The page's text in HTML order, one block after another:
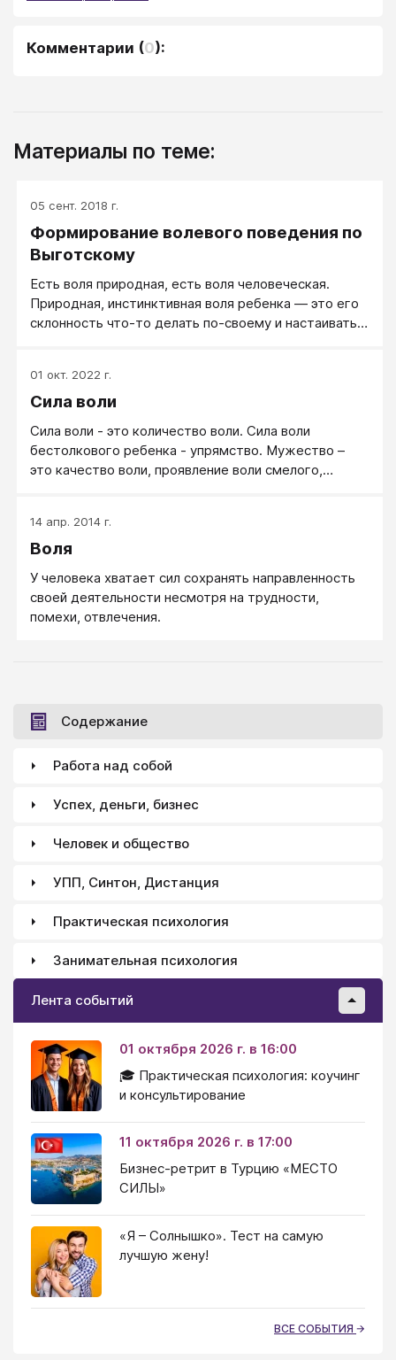
Комментарии (0):
Материалы по теме:
05 сент. 2018 г.
Формирование волевого поведения по
Выготскому
Есть воля природная, есть воля человеческая.
Природная, инстинктивная воля ребенка — это его
склонность что-то делать по-своему и настаивать
01 окт. 2022 г.
Сила воли
Сила воли - это количество воли. Сила воли
бестолкового ребенка - упрямство. Мужество –
это качество воли, проявление воли смелого,
14 апр. 2014 г.
Воля
У человека хватает сил сохранять направленность
своей деятельности несмотря на трудности,
помехи, отвлечения.
Содержание
Работа над собой
Успех, деньги, бизнес
Человек и общество
УПП, Синтон, Дистанция
Практическая психология
Занимательная психология
Лента событий
01 октября 2026 г. в 16:00
🎓 Практическая психология: коучинг
и консультирование
11 октября 2026 г. в 17:00
Бизнес-ретрит в Турцию «МЕСТО
СИЛЫ»
«Я – Солнышко». Тест на самую
лучшую жену!
ВСЕ СОБЫТИЯ